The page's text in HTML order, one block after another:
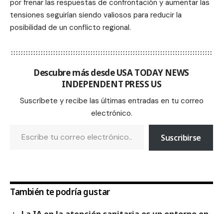
por frenar las respuestas de confrontación y aumentar las
tensiones seguirían siendo valiosos para reducir la
posibilidad de un conflicto regional.
Descubre más desde USA TODAY NEWS
INDEPENDENT PRESS US
Suscríbete y recibe las últimas entradas en tu correo
electrónico.
Suscribirse
También te podría gustar